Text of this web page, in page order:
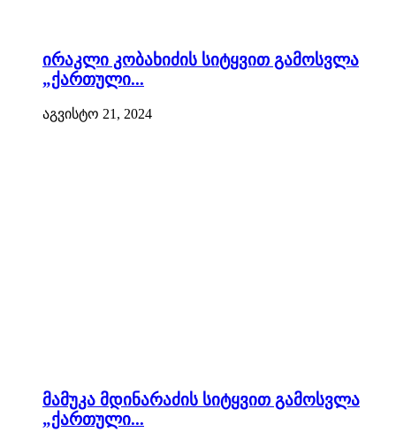
ირაკლი კობახიძის სიტყვით გამოსვლა
„ქართული...
აგვისტო 21, 2024
მამუკა მდინარაძის სიტყვით გამოსვლა
„ქართული...